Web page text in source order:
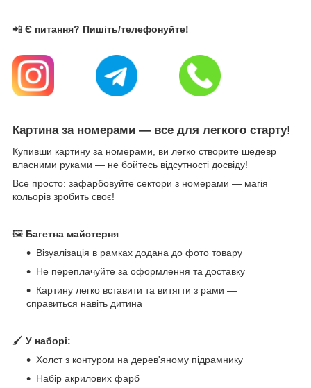
📲 Є питання? Пишіть/телефонуйте!
Картина за номерами — все для легкого старту!
Купивши картину за номерами, ви легко створите шедевр
власними руками — не бойтесь відсутності досвіду!
Все просто: зафарбовуйте сектори з номерами — магія
кольорів зробить своє!
🖼 Багетна майстерня
Візуалізація в рамках додана до фото товару
Не переплачуйте за оформлення та доставку
Картину легко вставити та витягти з рами —
справиться навіть дитина
🖌 У наборі:
Холст з контуром на дерев'яному підрамнику
Набір акрилових фарб